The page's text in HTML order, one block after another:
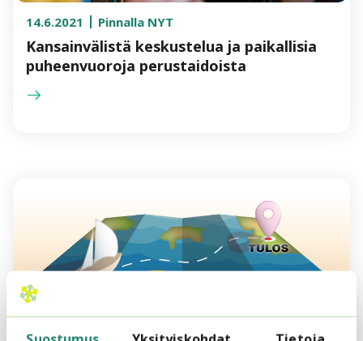
14.6.2021 Pinnalla NYT
Kansainvälistä keskustelua ja paikallisia
puheenvuoroja perustaidoista
10.6.2021 Pinnalla NYT